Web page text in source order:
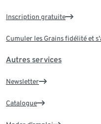
Inscription gratuite
Cumuler les Grains fidélité et
Autres services
Newsletter
Catalogue